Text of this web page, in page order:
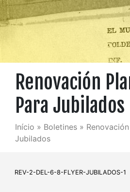
Renovación
Para Jubilados
Início » Boletines »
Jubilados
REV-2-DEL-6-8-FLYER-JUBILADOS-1